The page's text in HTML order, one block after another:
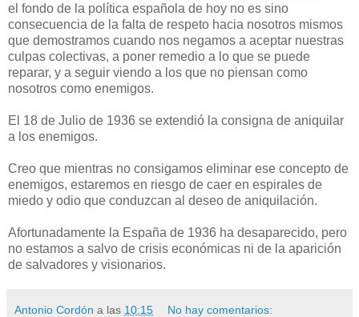
el fondo de la política española de hoy no es sino
consecuencia de la falta de respeto hacia nosotros mismos
que demostramos cuando nos negamos a aceptar nuestras
culpas colectivas, a poner remedio a lo que se puede
reparar, y a seguir viendo a los que no piensan como
nosotros como enemigos.
El 18 de Julio de 1936 se extendió la consigna de aniquilar
a los enemigos.
Creo que mientras no consigamos eliminar ese concepto de
enemigos, estaremos en riesgo de caer en espirales de
miedo y odio que conduzcan al deseo de aniquilación.
Afortunadamente la España de 1936 ha desaparecido, pero
no estamos a salvo de crisis económicas ni de la aparición
de salvadores y visionarios.
Antonio Cordón a las 10:15 No hay comentarios: